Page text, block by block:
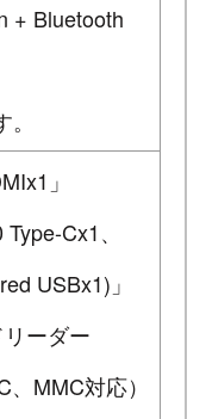
+ Bluetooth
」
Cx1、
USBx1)」
ーダー
、MMC対応）